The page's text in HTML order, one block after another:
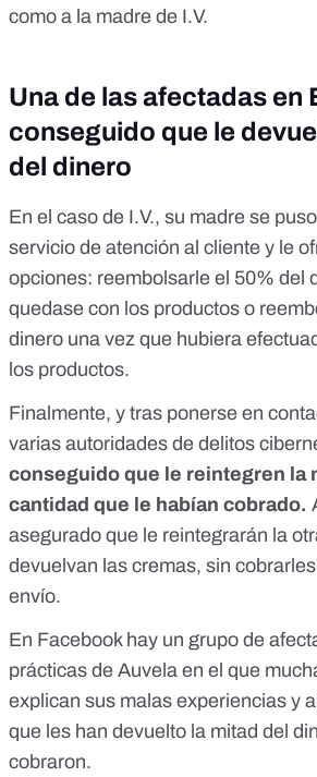
como a la madre de I.V.
Una de las afectadas en
conseguido que le
del dinero
En el caso de I.V., su madre se
servicio de atención al cliente y le
opciones: reembolsarle el 50% del
quedase con los productos o
dinero una vez que hubiera
los productos.
Finalmente, y tras ponerse en
varias autoridades de delitos
conseguido que le reintegren la
cantidad que le habían cobrado.
asegurado que le reintegrarán la
devuelvan las cremas, sin
envío.
En Facebook hay un grupo de
prácticas de Auvela en el que
explican sus malas experiencias y
que les han devuelto la mitad del
cobraron.